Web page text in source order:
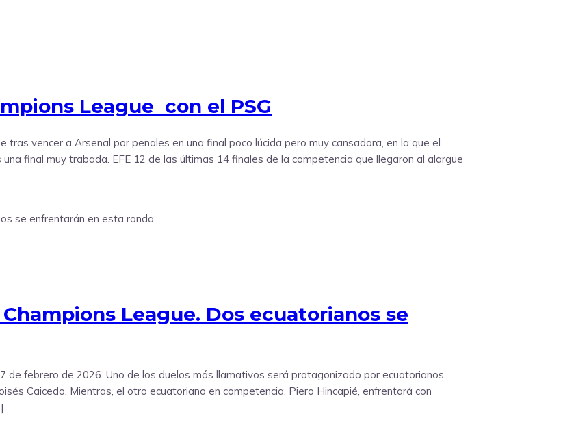
League con el PSG
vencer a Arsenal por penales en una final poco lúcida pero muy cansadora, en la que el
final muy trabada. EFE 12 de las últimas 14 finales de la competencia que llegaron al alargue
League. Dos ecuatorianos se
febrero de 2026. Uno de los duelos más llamativos será protagonizado por ecuatorianos.
Caicedo. Mientras, el otro ecuatoriano en competencia, Piero Hincapié, enfrentará con